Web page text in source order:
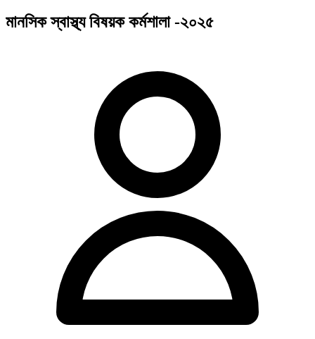
মানসিক স্বাস্থ্য বিষয়ক কর্মশালা -২০২৫